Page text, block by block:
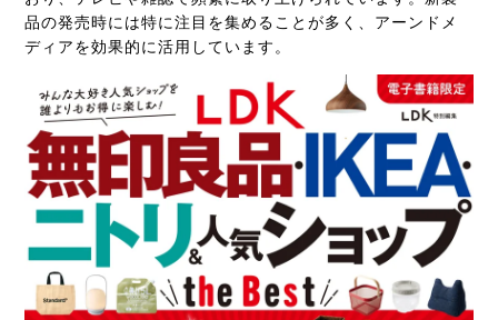
品の発売時には特に注目を集めることが多く、アーンドメ
ディアを効果的に活用しています。